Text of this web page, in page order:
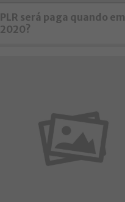
PLR será paga quando em
2020?